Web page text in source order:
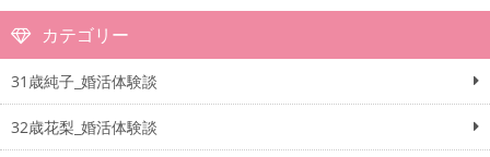
カテゴリー
31歳純子_婚活体験談
32歳花梨_婚活体験談